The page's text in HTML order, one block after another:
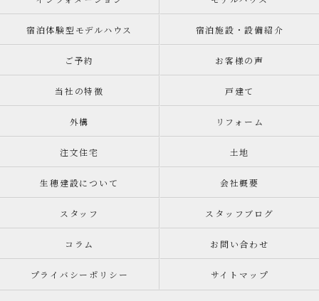
宿泊体験型モデルハウス 宿泊施設・設備紹介
ご予約 お客様の声
当社の特徴 戸建て
外構 リフォーム
注文住宅 土地
生穂建設について 会社概要
スタッフ スタッフブログ
コラム お問い合わせ
プライバシーポリシー サイトマップ